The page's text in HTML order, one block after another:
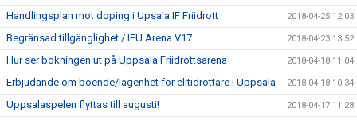
Handlingsplan mot doping i Upsala IF Friidrott 2018-04-25 12:03
Begränsad tillgänglighet / IFU Arena V17 2018-04-23 13:52
Hur ser bokningen ut på Uppsala Friidrottsarena 2018-04-18 11:04
Erbjudande om boende/lägenhet för elitidrottare i Uppsala 2018-04-18 10:34
Uppsalaspelen flyttas till augusti! 2018-04-17 11:28